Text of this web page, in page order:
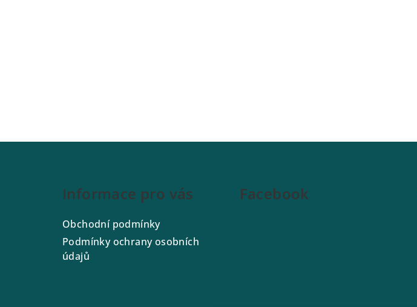
Informace pro vás
Obchodní podmínky
Podmínky ochrany osobních
údajů
Facebook